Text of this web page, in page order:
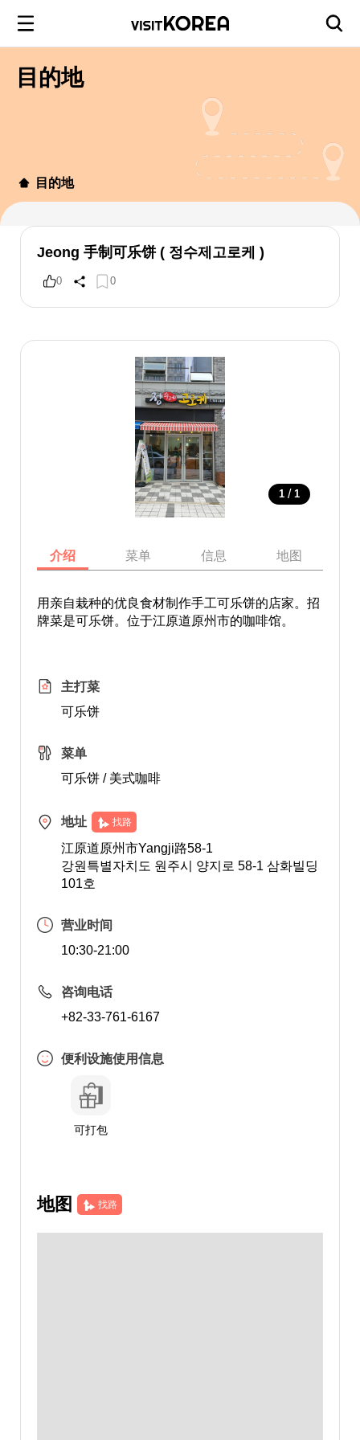
目的地
目的地
Jeong 手制可乐饼 ( 정수제고로케 )
0 0
1 / 1
介绍 菜单 信息 地图
用亲自栽种的优良食材制作手工可乐饼的店家。招
牌菜是可乐饼。位于江原道原州市的咖啡馆。
主打菜
可乐饼
菜单
可乐饼 / 美式咖啡
地址 找路
江原道原州市Yangji路58-1
강원특별자치도 원주시 양지로 58-1 삼화빌딩
101호
营业时间
10:30-21:00
咨询电话
+82-33-761-6167
便利设施使用信息
可打包
地图 找路